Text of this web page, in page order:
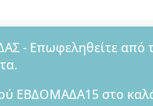
- Επωφεληθείτε από
ΕΒΔΟΜΑΔΑ15 στο